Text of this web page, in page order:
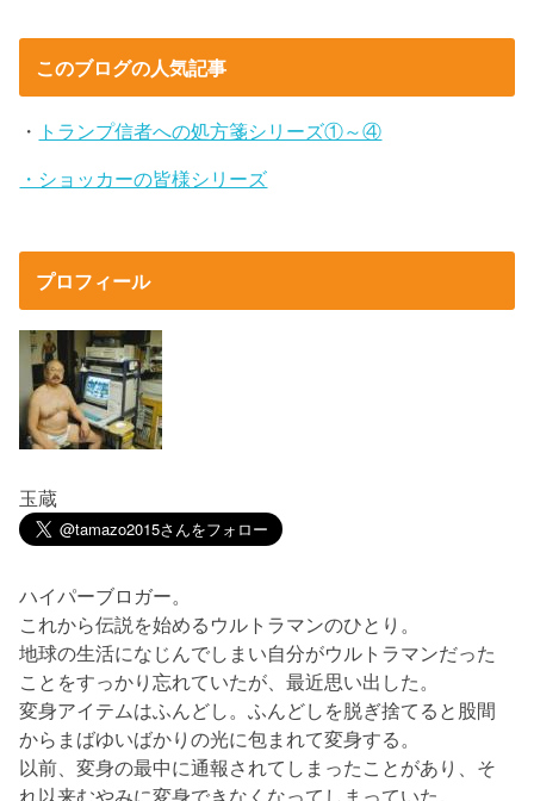
このブログの人気記事
・ トランプ信者への処方箋シリーズ①～④
・ショッカーの皆様シリーズ
プロフィール
玉蔵
ハイパーブロガー。
これから伝説を始めるウルトラマンのひとり。
地球の生活になじんでしまい自分がウルトラマンだった
ことをすっかり忘れていたが、最近思い出した。
変身アイテムはふんどし。ふんどしを脱ぎ捨てると股間
からまばゆいばかりの光に包まれて変身する。
以前、変身の最中に通報されてしまったことがあり、そ
れ以来むやみに変身できなくなってしまっていた。